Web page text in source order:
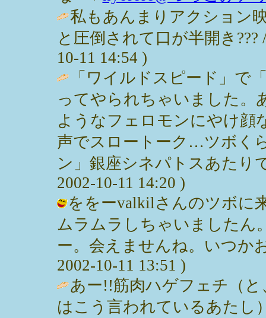
私もあんまりアクション
と圧倒されて口が半開き???
10-11 14:54 )
「ワイルドスピード」
ってやられちゃいました。
ようなフェロモンにやけ顔
声でスロートーク…ツボく
ン」銀座シネパトスあたり
2002-10-11 14:20 )
ををーvalkilさんのツボに
ムラムラしちゃいましたん
ー。会えませんね。いつか
2002-10-11 13:51 )
あー!!筋肉ハゲフェチ（
はこう言われているあたし